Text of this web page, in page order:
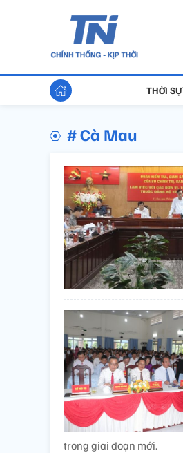
THỜI SỰ
# Cà Mau
trong giai đoạn mới.